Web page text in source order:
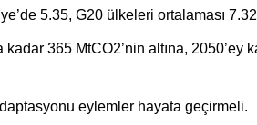
5.35, G20 ülkeleri ortalaması
kadar 365 MtCO2’nin altına, 2050’ey
eylemler hayata geçirmeli.